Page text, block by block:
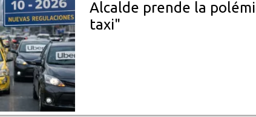
Alcalde prende la
taxi"